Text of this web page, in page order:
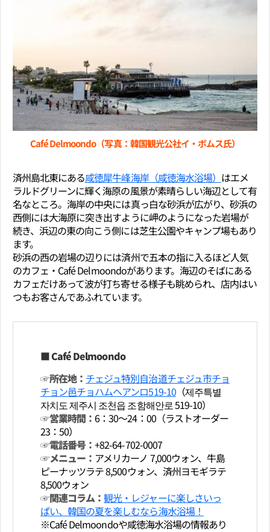
Café Delmoondo（写真：韓国観光公社イ・ボムス氏）
済州島北東にある咸徳犀牛峰海岸（咸徳海水浴場） はエメ
ラルドグリーンに輝く海原の風景が素晴らしい海辺として有
名なところ。海岸の中央には真っ白な砂浜が広がり、砂浜の
西側には大海原に突き出すように岬のようになった岩場が
続き、浜辺の東の向こう側には芝生公園やキャンプ場もあり
ます。
砂浜の西の岩場の辺りには済州で五本の指に入るほど人気
のカフェ・Café Delmoondoがあります。海辺のそばにある
カフェだけあって波が打ち寄せる様子も眺められ、店内はい
つもお客さんであふれています。
■ Café Delmoondo
☞所在地： チェジュ特別自治道チェジュ市チョ
チョン邑チョハムヘアンロ519-10（제주특별
자치도 제주시 조천읍 조함해안로 519-10）
☞営業時間：6：30～24：00（ラストオーダー
23：50）
☞電話番号：+82-64-702-0007
☞メニュー： アメリカーノ 7,000ウォン、牛島
ピーナッツラテ 8,500ウォン、済州ヨモギラテ
8,500ウォン
☞関連コラム：観光・レジャーに楽しさいっ
ぱい、韓国の夏を楽しむなら海水浴場！
※Café Delmoondoや咸徳海水浴場の情報あり